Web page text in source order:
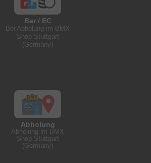
Bar / EC
Bei Abholung im BMX
Shop Stuttgart
(Germany)
Abholung
Abholung im BMX
Shop Stuttgart
(Germany)